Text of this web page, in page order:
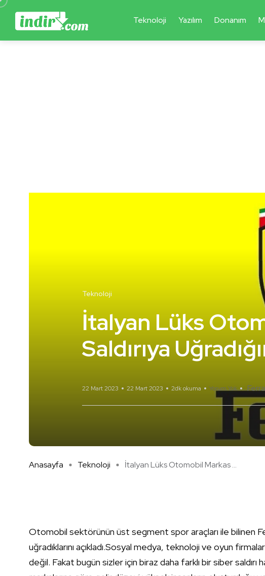
Teknoloji Yazılım Donanım
Teknoloji
İtalyan Lüks
Saldırıya
22 Mart 2023 22 Mart 2023 2dk okuma Yorum Yok
Anasayfa Teknoloji İtalyan Lüks Otomobil Markas ...
Otomobil sektörünün üst segment spor araçları ile bilinen
uğradıklarını açıkladı.Sosyal medya, teknoloji ve oyun
değil. Fakat bugün sizler için biraz daha farklı bir siber